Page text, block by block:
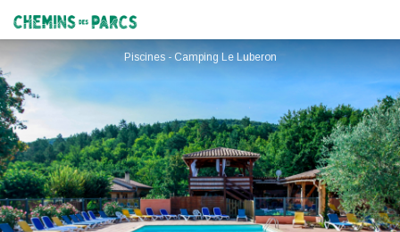
Chemins des Parcs
Piscines - Camping Le Luberon